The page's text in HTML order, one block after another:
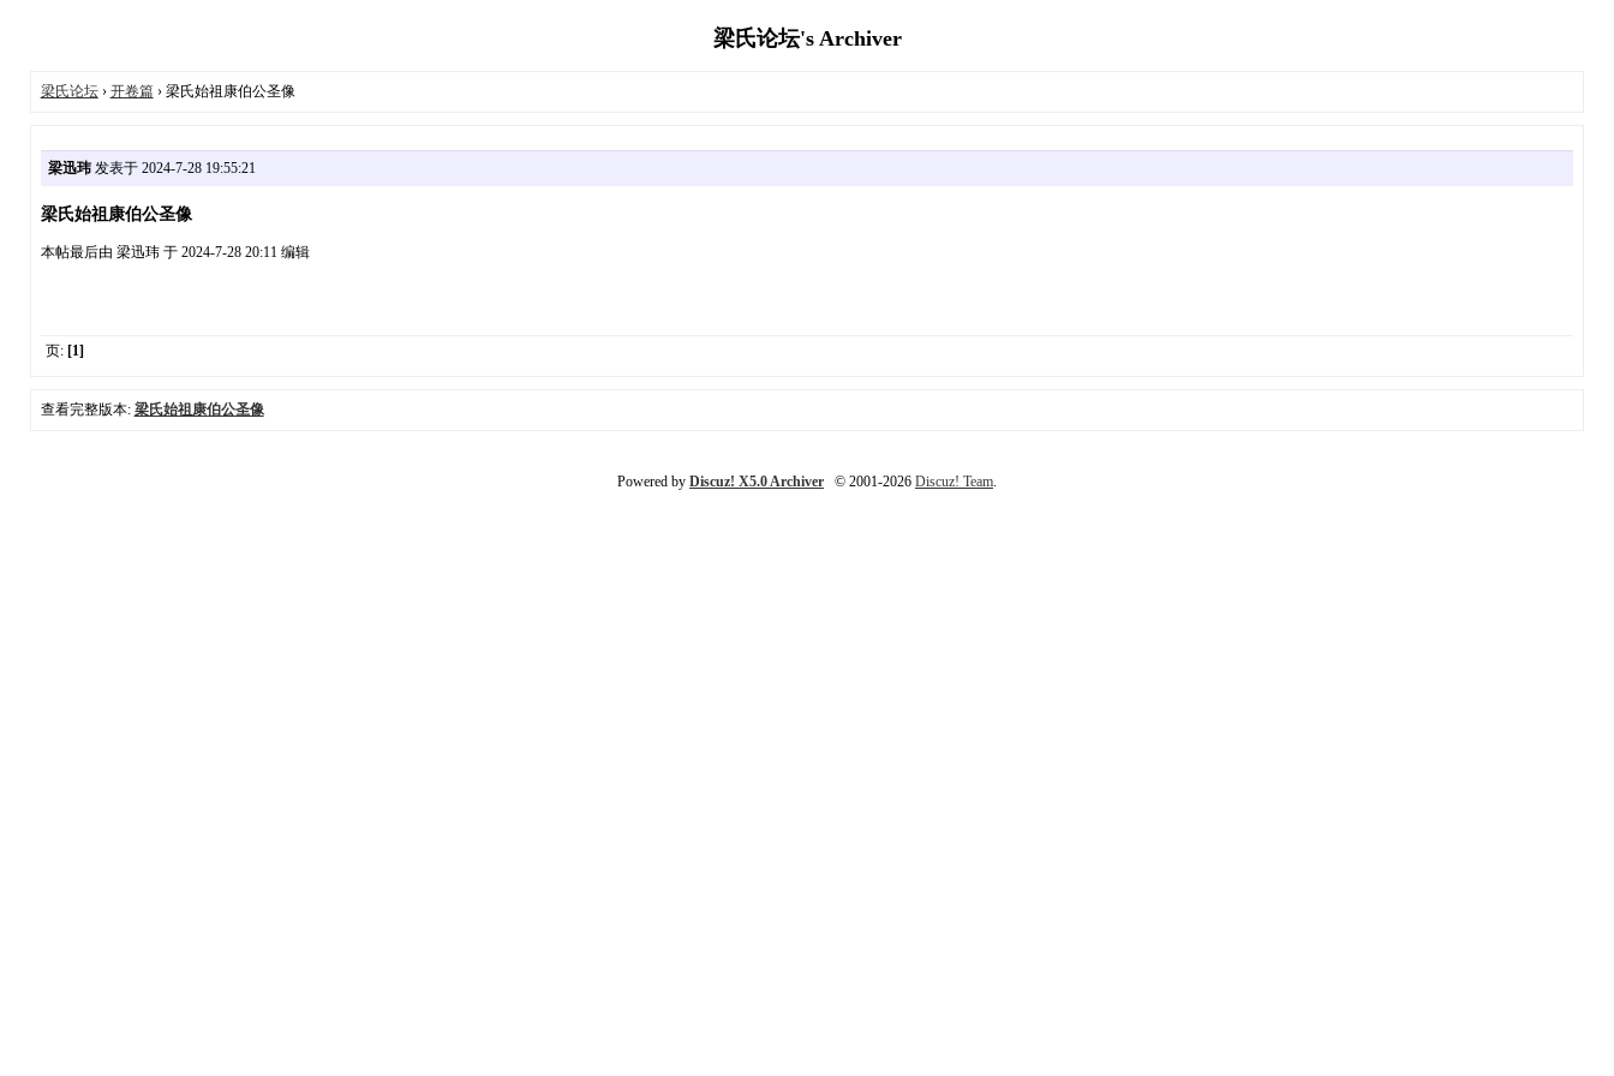
梁氏论坛's Archiver
梁氏论坛› 开卷篇› 梁氏始祖康伯公圣像
梁迅玮发表于 2024-7-28 19:55:21
梁氏始祖康伯公圣像
本帖最后由 梁迅玮 于 2024-7-28 20:11 编辑
页: [1]
查看完整版本: 梁氏始祖康伯公圣像
Powered by Discuz! X5.0 Archiver © 2001-2026 Discuz! Team.